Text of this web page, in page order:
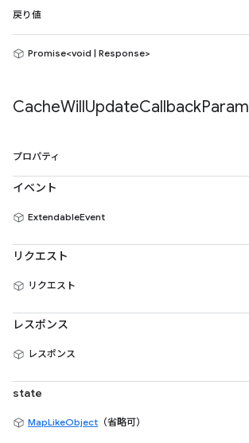
戻り値
Promise<void | Response>
CacheWillUpdateCallbackParam
プロパティ
イベント
ExtendableEvent
リクエスト
リクエスト
レスポンス
レスポンス
state
MapLikeObject （省略可）